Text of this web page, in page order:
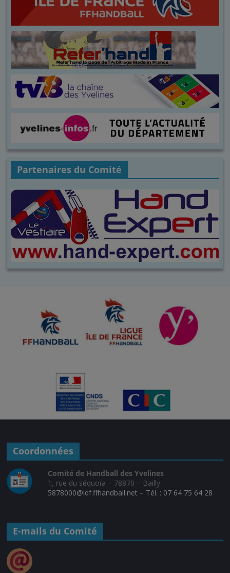
Partenaires du Comité
Coordonnées
Comité de Handball des Yvelines
1, rue du séquoïa – 78870 – Bailly
5878000@idf.ffhandball.net – Tél. : 07 64 75 64 28
E-mails du Comité